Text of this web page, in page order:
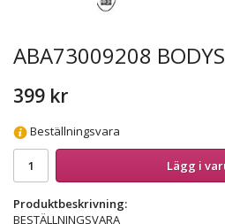
ABA73009208
399 kr
Beställningsvara
Lägg i
Produktbeskrivning:
BESTÄLLNINGSVARA